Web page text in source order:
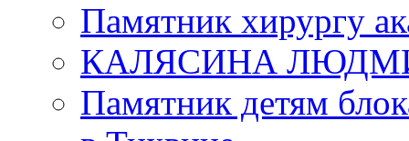
Памятник хирургу
КАЛЯСИНА
Памятник детям